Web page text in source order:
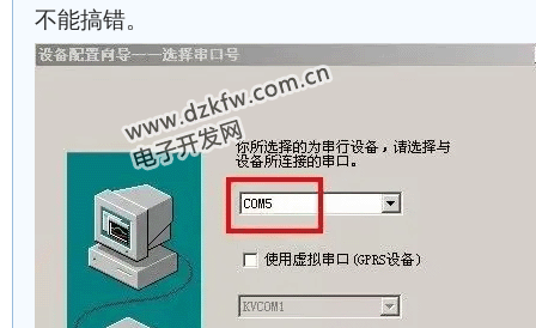
不能搞错。